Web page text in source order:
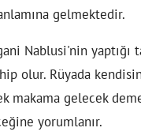
gelmektedir.
Nablusi'nin
olur. Rüyada
makama gelecek
yorumlanır.